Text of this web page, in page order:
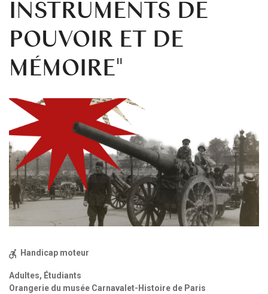
INSTRUMENTS DE
POUVOIR ET DE
MÉMOIRE"
Handicap moteur
Adultes, Étudiants
Orangerie du musée Carnavalet-Histoire de Paris